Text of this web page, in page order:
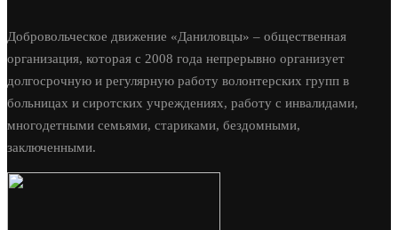
Добровольческое движение «Даниловцы» – общественная
организация, которая с 2008 года непрерывно организует
долгосрочную и регулярную работу волонтерских групп в
больницах и сиротских учреждениях, работу с инвалидами,
многодетными семьями, стариками, бездомными,
заключенными.